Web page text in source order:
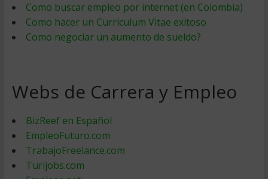
Como buscar empleo por internet (en Colombia)
Como hacer un Curriculum Vitae exitoso
Como negociar un aumento de sueldo?
Webs de Carrera y Empleo
BizReef en Español
EmpleoFuturo.com
TrabajoFreelance.com
Turijobs.com